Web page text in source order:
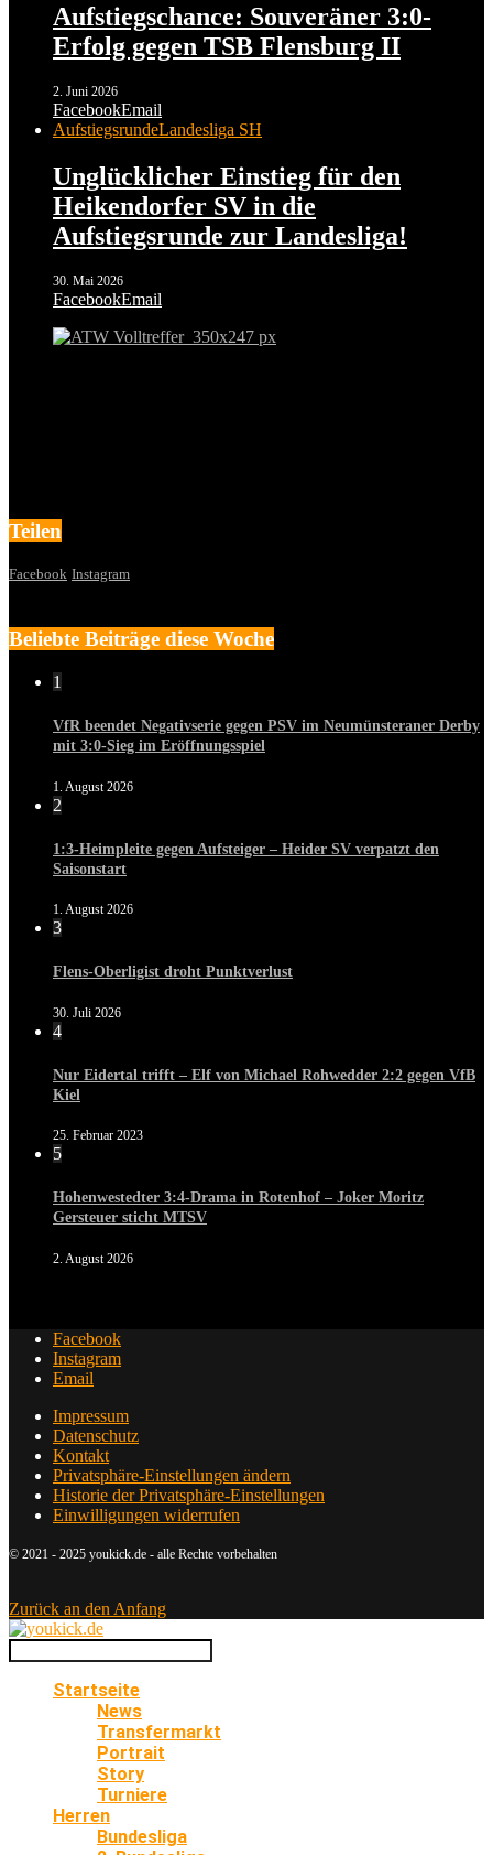
Aufstiegschance: Souveräner 3:0-
Erfolg gegen TSB Flensburg II
2. Juni 2026
FacebookEmail
AufstiegsrundeLandesliga SH
Unglücklicher Einstieg für den
Heikendorfer SV in die
Aufstiegsrunde zur Landesliga!
30. Mai 2026
FacebookEmail
Teilen
Facebook Instagram
Beliebte Beiträge diese Woche
1
VfR beendet Negativserie gegen PSV im Neumünsteraner Derby
mit 3:0-Sieg im Eröffnungsspiel
1. August 2026
2
1:3-Heimpleite gegen Aufsteiger – Heider SV verpatzt den
Saisonstart
1. August 2026
3
Flens-Oberligist droht Punktverlust
30. Juli 2026
4
Nur Eidertal trifft – Elf von Michael Rohwedder 2:2 gegen VfB
Kiel
25. Februar 2023
5
Hohenwestedter 3:4-Drama in Rotenhof – Joker Moritz
Gersteuer sticht MTSV
2. August 2026
Facebook
Instagram
Email
Impressum
Datenschutz
Kontakt
Privatsphäre-Einstellungen ändern
Historie der Privatsphäre-Einstellungen
Einwilligungen widerrufen
© 2021 - 2025 youkick.de - alle Rechte vorbehalten
Zurück an den Anfang
Startseite
News
Transfermarkt
Portrait
Story
Turniere
Herren
Bundesliga